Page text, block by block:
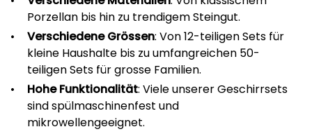
Porzellan bis hin zu trendigem Steingut.
Verschiedene Grössen: Von 12-teiligen Sets für
kleine Haushalte bis zu umfangreichen 50-
teiligen Sets für grosse Familien.
Hohe Funktionalität: Viele unserer Geschirrsets
sind spülmaschinenfest und
mikrowellengeeignet.